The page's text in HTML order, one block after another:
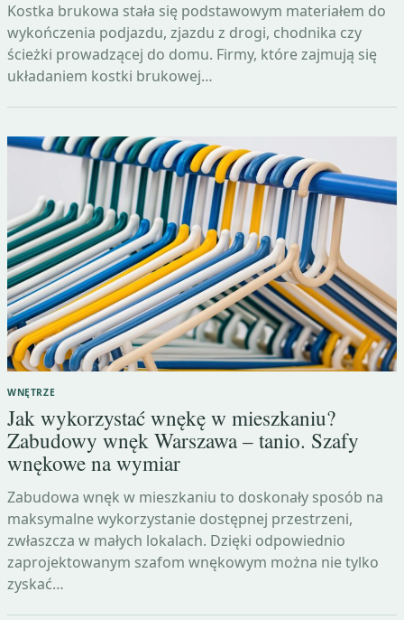
Kostka brukowa stała się podstawowym materiałem do
wykończenia podjazdu, zjazdu z drogi, chodnika czy
ścieżki prowadzącej do domu. Firmy, które zajmują się
układaniem kostki brukowej…
WNĘTRZE
Jak wykorzystać wnękę w mieszkaniu?
Zabudowy wnęk Warszawa – tanio. Szafy
wnękowe na wymiar
Zabudowa wnęk w mieszkaniu to doskonały sposób na
maksymalne wykorzystanie dostępnej przestrzeni,
zwłaszcza w małych lokalach. Dzięki odpowiednio
zaprojektowanym szafom wnękowym można nie tylko
zyskać…